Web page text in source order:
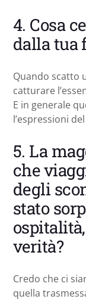
4. Cosa
dalla tua
Quando scatto
catturare
E in generale
l’espressioni
5. La
che
degli
stato
verità?
Credo che ci
quella